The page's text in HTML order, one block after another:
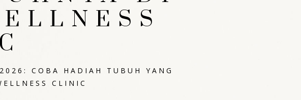
COBA HADIAH TUBUH YANG
CLINIC